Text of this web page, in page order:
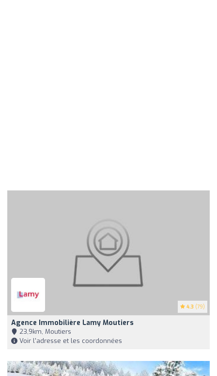
4.3 (79)
Agence Immobilière Lamy Moutiers
23,9km, Moutiers
Voir l'adresse et les coordonnées